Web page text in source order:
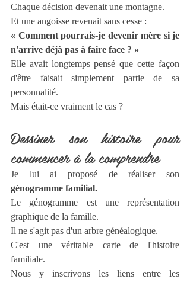
Chaque décision devenait une montagne.
Et une angoisse revenait sans cesse :
« Comment pourrais-je devenir mère si je
n'arrive déjà pas à faire face ? »
Elle avait longtemps pensé que cette façon
d'être faisait simplement partie de sa
personnalité.
Mais était-ce vraiment le cas ?
Dessiner son histoire pour
commencer à la comprendre
génogramme familial.
Le génogramme est une représentation
graphique de la famille.
Il ne s'agit pas d'un arbre généalogique.
C'est une véritable carte de l'histoire
familiale.
Nous y inscrivons les liens entre les